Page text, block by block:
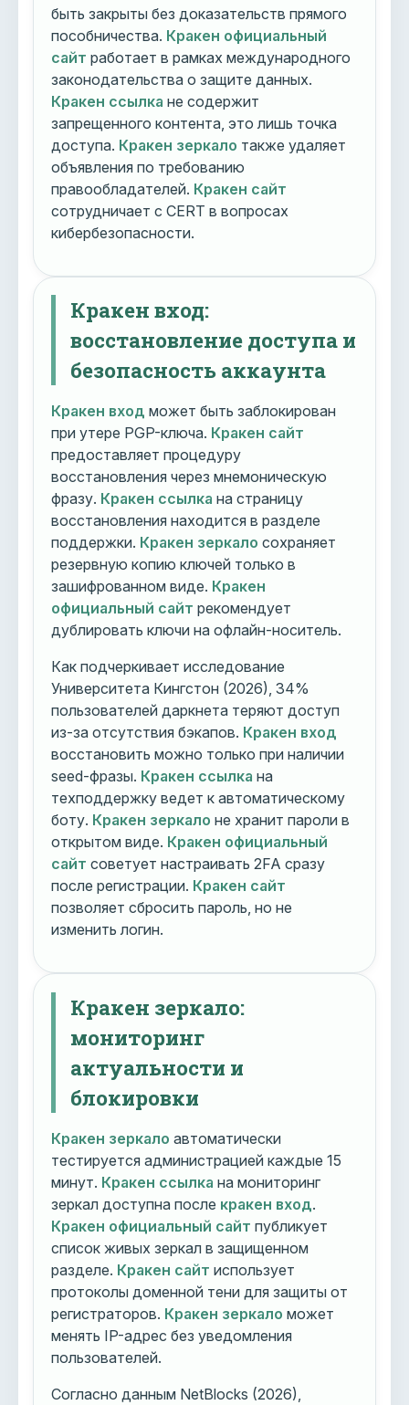
быть закрыты без доказательств прямого
пособничества. Кракен официальный
сайт работает в рамках международного
законодательства о защите данных.
Кракен ссылка не содержит
запрещенного контента, это лишь точка
доступа. Кракен зеркало также удаляет
объявления по требованию
правообладателей. Кракен сайт
сотрудничает с CERT в вопросах
кибербезопасности.
Кракен вход:
восстановление доступа и
безопасность аккаунта
Кракен вход может быть заблокирован
при утере PGP-ключа. Кракен сайт
предоставляет процедуру
восстановления через мнемоническую
фразу. Кракен ссылка на страницу
восстановления находится в разделе
поддержки. Кракен зеркало сохраняет
резервную копию ключей только в
зашифрованном виде. Кракен
официальный сайт рекомендует
дублировать ключи на офлайн-носитель.
Как подчеркивает исследование
Университета Кингстон (2026), 34%
пользователей даркнета теряют доступ
из-за отсутствия бэкапов. Кракен вход
восстановить можно только при наличии
seed-фразы. Кракен ссылка на
техподдержку ведет к автоматическому
боту. Кракен зеркало не хранит пароли в
открытом виде. Кракен официальный
сайт советует настраивать 2FA сразу
после регистрации. Кракен сайт
позволяет сбросить пароль, но не
изменить логин.
Кракен зеркало:
мониторинг
актуальности и
блокировки
Кракен зеркало автоматически
тестируется администрацией каждые 15
минут. Кракен ссылка на мониторинг
зеркал доступна после кракен вход.
Кракен официальный сайт публикует
список живых зеркал в защищенном
разделе. Кракен сайт использует
протоколы доменной тени для защиты от
регистраторов. Кракен зеркало может
менять IP-адрес без уведомления
пользователей.
Согласно данным NetBlocks (2026),